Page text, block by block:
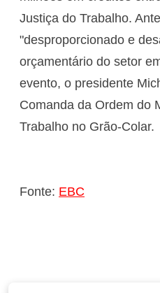
Justiça do Trabalho.
"desproporcionado e
orçamentário do setor
evento, o presidente
Comanda da Ordem do
Trabalho no Grão-Colar.
Fonte: EBC